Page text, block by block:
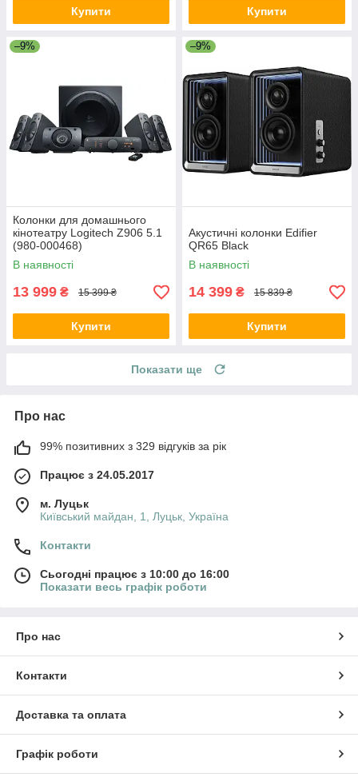
Купити Купити
–9%
Колонки для домашнього
кінотеатру Logitech Z906 5.1
(980-000468)
В наявності
13 999 ₴ 15 399 ₴
Купити
–9%
Акустичні колонки Edifier
QR65 Black
В наявності
14 399 ₴ 15 839 ₴
Купити
Показати ще
Про нас
99% позитивних з 329 відгуків за рік
Працює з 24.05.2017
м. Луцьк
Київський майдан, 1, Луцьк, Україна
Контакти
Сьогодні працює з 10:00 до 16:00
Показати весь графік роботи
Про нас
Контакти
Доставка та оплата
Графік роботи